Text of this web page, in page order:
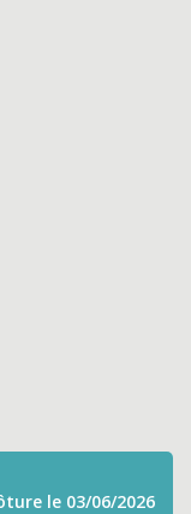
le 03/06/2026